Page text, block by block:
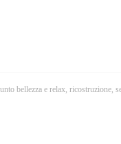
bellezza e relax, ricostruzione,